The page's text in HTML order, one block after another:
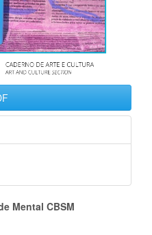
Mental CBSM